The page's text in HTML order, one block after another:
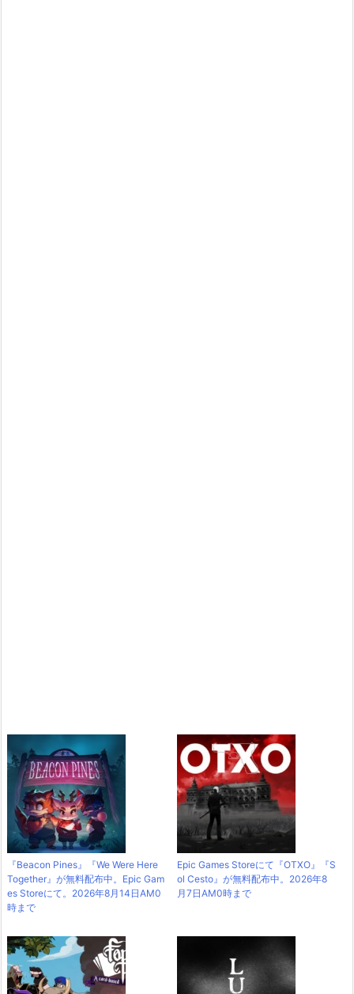
『Beacon Pines』『We Were Here
Together』が無料配布中。Epic Gam
es Storeにて。2026年8月14日AM0
時まで
Epic Games Storeにて『OTXO』『S
ol Cesto』が無料配布中。2026年8
月7日AM0時まで